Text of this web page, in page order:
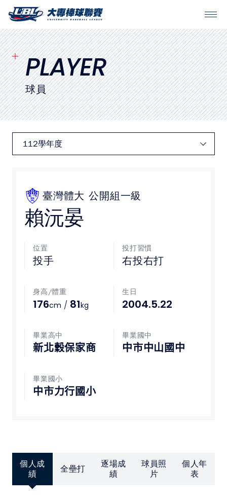
SITEMAP
首頁
球隊戰績
賽程表
球隊與球員
比賽場地
最新消息
媒體文章
聯絡我們
POLICY
隱私權政策
網站使用條款
PLAYER
球員
臺灣體大 公開組一級
賴沅晏
位置
投手
投打習慣
右投右打
身高/體重
176cm / 81kg
生日
2004.5.22
畢業高中
新北穀保家商
畢業國中
中市中山國中
畢業國小
中市力行國小
個人成
績
全壘打
逐場成
績
球員照
片
個人年
表